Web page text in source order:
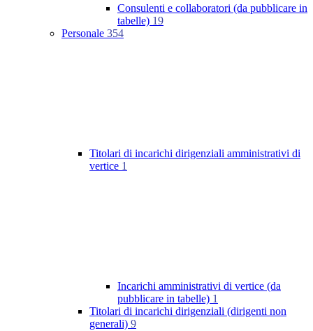
Consulenti e collaboratori (da pubblicare in
tabelle) 19
Personale 354
Titolari di incarichi dirigenziali amministrativi di
vertice 1
Incarichi amministrativi di vertice (da
pubblicare in tabelle) 1
Titolari di incarichi dirigenziali (dirigenti non
generali) 9